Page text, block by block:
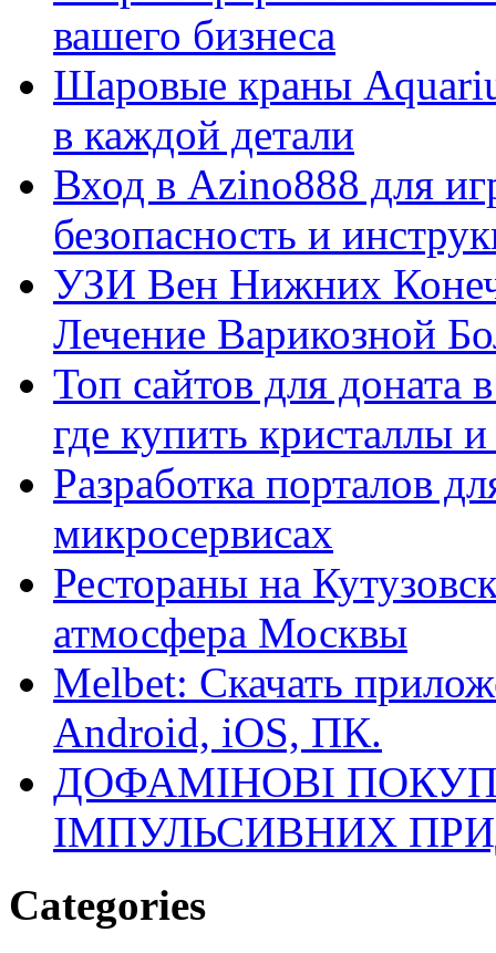
вашего бизнеса
Шаровые краны
в каждой детали
Вход в Azino888 для
безопасность и
УЗИ Вен Нижних
Лечение Варикозной
Топ сайтов для
где купить кристаллы
Разработка порталов
микросервисах
Рестораны на
атмосфера Москвы
Melbet: Скачать
Android, iOS, ПК.
ДОФАМІНОВІ
ІМПУЛЬСИВНИХ
Categories